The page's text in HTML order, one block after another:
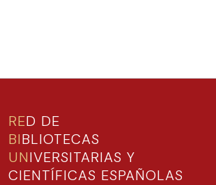
RED DE
BIBLIOTECAS
UNIVERSITARIAS Y
CIENTÍFICAS ESPAÑOLAS